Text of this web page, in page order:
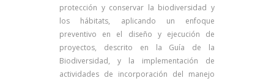
protección y conservar la biodiversidad y
los hábitats, aplicando un enfoque
preventivo en el diseño y ejecución de
proyectos, descrito en la Guía de la
Biodiversidad, y la implementación de
actividades de incorporación del manejo